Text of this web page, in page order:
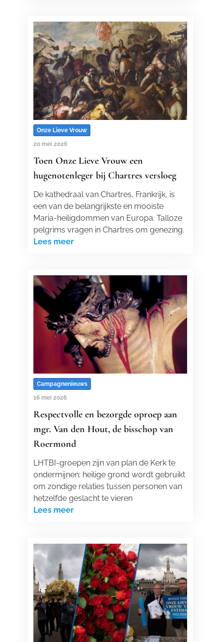
Onze Lieve Vrouw
20 mei 2026
Toen Onze Lieve Vrouw een
hugenotenleger bij Chartres versloeg
De kathedraal van Chartres, Frankrijk, is
een van de belangrijkste en mooiste
Maria-heiligdommen van Europa. Talloze
pelgrims vragen in Chartres om genezing.
Lees meer
Campagnenieuws
16 mei 2026
Respectvolle en bezorgde oproep aan
mgr. Van den Hout, de bisschop van
Roermond
LHTBI-groepen zijn van plan de Kerk te
ondermijnen: heilige grond wordt gebruikt
om zondige relaties tussen personen van
hetzelfde geslacht te vieren
Lees meer